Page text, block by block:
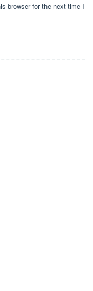
browser for the next time I